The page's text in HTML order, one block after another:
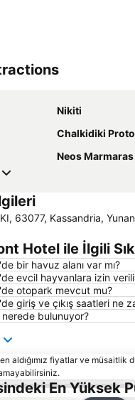
Nikiti
Chalkidiki
Neos Marmaras
63077, Kassandria,
Hotel ile İlgili
bir havuz alanı var mı?
evcil hayvanlara izin
otopark mevcut mu?
giriş ve çıkış saatleri ne
bulunuyor?
aldığımız fiyatlar ve
En Yüksek